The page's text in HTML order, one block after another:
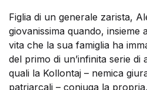
Figlia di un generale zarista,
giovanissima quando, insieme
vita che la sua famiglia ha
del primo di un’infinita serie di
quali la Kollontaj – nemica
patriarcali – coniuga la